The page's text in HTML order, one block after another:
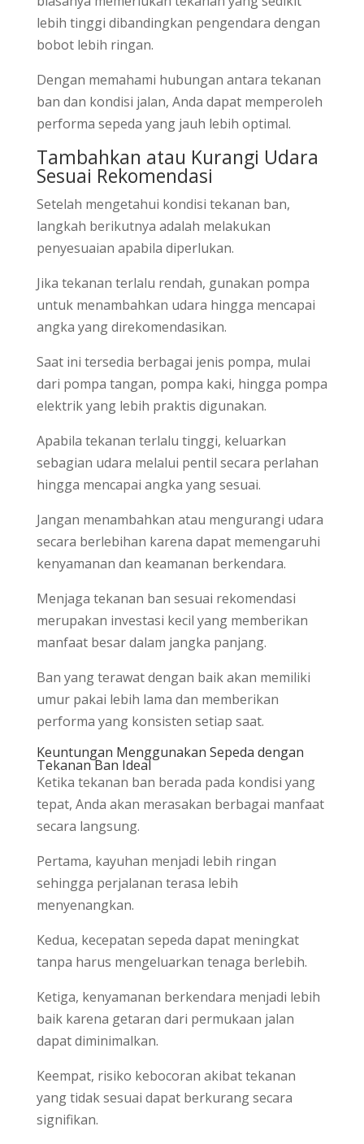
lebih tinggi dibandingkan pengendara dengan
bobot lebih ringan.
Dengan memahami hubungan antara tekanan
ban dan kondisi jalan, Anda dapat memperoleh
performa sepeda yang jauh lebih optimal.
Tambahkan atau Kurangi Udara
Sesuai Rekomendasi
Setelah mengetahui kondisi tekanan ban,
langkah berikutnya adalah melakukan
penyesuaian apabila diperlukan.
Jika tekanan terlalu rendah, gunakan pompa
untuk menambahkan udara hingga mencapai
angka yang direkomendasikan.
Saat ini tersedia berbagai jenis pompa, mulai
dari pompa tangan, pompa kaki, hingga pompa
elektrik yang lebih praktis digunakan.
Apabila tekanan terlalu tinggi, keluarkan
sebagian udara melalui pentil secara perlahan
hingga mencapai angka yang sesuai.
Jangan menambahkan atau mengurangi udara
secara berlebihan karena dapat memengaruhi
kenyamanan dan keamanan berkendara.
Menjaga tekanan ban sesuai rekomendasi
merupakan investasi kecil yang memberikan
manfaat besar dalam jangka panjang.
Ban yang terawat dengan baik akan memiliki
umur pakai lebih lama dan memberikan
performa yang konsisten setiap saat.
Keuntungan Menggunakan Sepeda dengan
Tekanan Ban Ideal
Ketika tekanan ban berada pada kondisi yang
tepat, Anda akan merasakan berbagai manfaat
secara langsung.
Pertama, kayuhan menjadi lebih ringan
sehingga perjalanan terasa lebih
menyenangkan.
Kedua, kecepatan sepeda dapat meningkat
tanpa harus mengeluarkan tenaga berlebih.
Ketiga, kenyamanan berkendara menjadi lebih
baik karena getaran dari permukaan jalan
dapat diminimalkan.
Keempat, risiko kebocoran akibat tekanan
yang tidak sesuai dapat berkurang secara
signifikan.